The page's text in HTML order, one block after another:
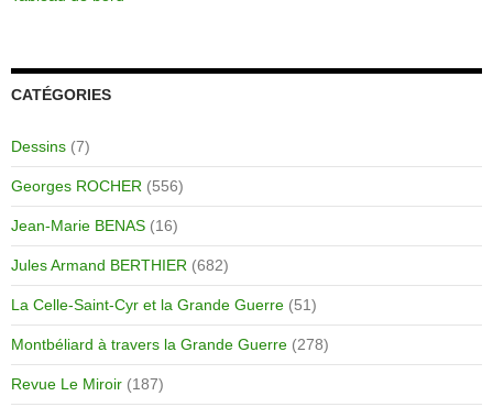
CATÉGORIES
Dessins (7)
Georges ROCHER (556)
Jean-Marie BENAS (16)
Jules Armand BERTHIER (682)
La Celle-Saint-Cyr et la Grande Guerre (51)
Montbéliard à travers la Grande Guerre (278)
Revue Le Miroir (187)